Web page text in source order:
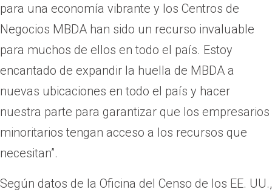
para una economía vibrante y los Centros de
Negocios MBDA han sido un recurso invaluable
para muchos de ellos en todo el país. Estoy
encantado de expandir la huella de MBDA a
nuevas ubicaciones en todo el país y hacer
nuestra parte para garantizar que los empresarios
minoritarios tengan acceso a los recursos que
necesitan”.
Según datos de la Oficina del Censo de los EE. UU.,